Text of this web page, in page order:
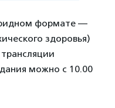
формате —
здоровья)
можно с 10.00